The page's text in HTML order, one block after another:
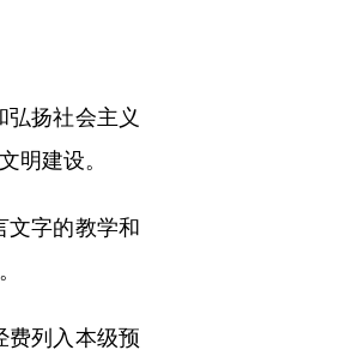
扬社会主义
明建设。
字的教学和
列入本级预